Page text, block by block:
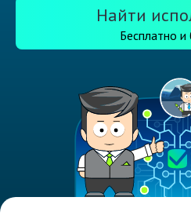
Найти
Бесплатно и